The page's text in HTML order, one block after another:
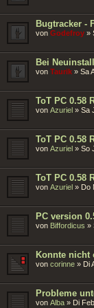
Bugtracker -
von Godefroy »
Bei
von Taurik » Sa
ToT PC 0.58
von Azuriel » Sa
ToT PC 0.58
von Azuriel » So
ToT PC 0.58
von Azuriel » Do
PC version
von Biffordicus »
Konnte nicht
von corinne » Di
Probleme
von Alba » Di